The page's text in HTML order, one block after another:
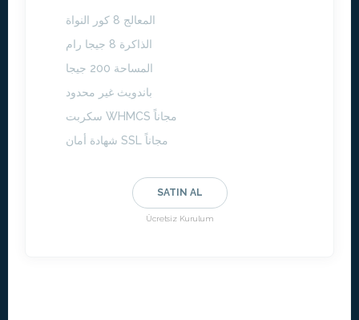
المعالج 8 كور النواة
الذاكرة 8 جيجا رام
المساحة 200 جيجا
باندويث غير محدود
سكربت WHMCS مجاناً
شهادة أمان SSL مجاناً
SATIN AL
Ücretsiz Kurulum